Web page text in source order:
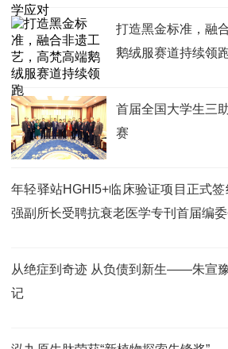
打造黑金标准，融
鹅绒服赛道持续领
首届全国大学生三
赛
年轻驿站HGHI5+临床验证项目正式
强副所长受聘抗衰老医学专刊首届编
从绝症到奇迹 从负债到新生——朱宣
记